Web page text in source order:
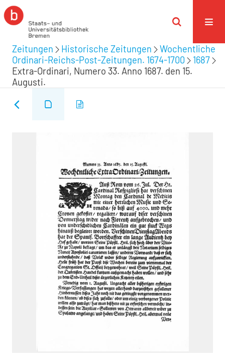
Zeitungen Historische Zeitungen
Wochentliche
Ordinari-Reichs-Post-Zeitungen. 1674-1700
1687
Extra-Ordinari, Numero 33. Anno 1687. den 15.
Augusti.